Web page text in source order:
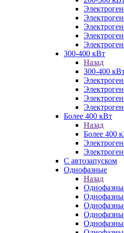
300-400 кВт
Назад
300-400
Более 400 кВт
Назад
Более 400
С автозапуском
Однофазные
Назад